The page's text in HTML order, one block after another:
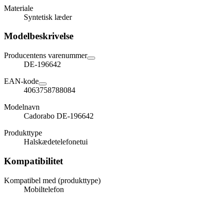
Materiale
Syntetisk læder
Modelbeskrivelse
Producentens varenummer
DE-196642
EAN-kode
4063758788084
Modelnavn
Cadorabo DE-196642
Produkttype
Halskædetelefonetui
Kompatibilitet
Kompatibel med (produkttype)
Mobiltelefon